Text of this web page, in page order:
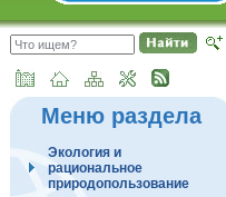
Меню раздела
Экология и
рациональное
природопользование